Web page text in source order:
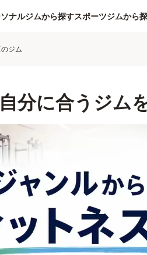
ナルジムから探すスポーツジムから
ジム
分に合うジム